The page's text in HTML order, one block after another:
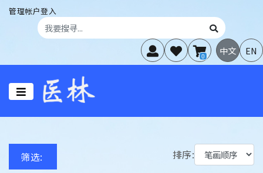
管理帐户登入
0 中文 EN
筛选:
排序: